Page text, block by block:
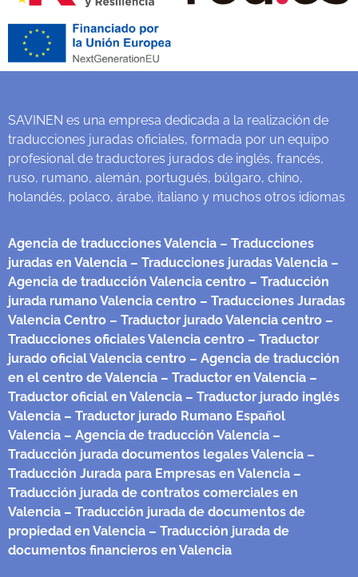
SAVINEN es una empresa dedicada a la realización de
traducciones juradas oficiales, formada por un equipo
profesional de traductores jurados de inglés, francés,
ruso, rumano, alemán, portugués, búlgaro, chino,
holandés, polaco, árabe, italiano y muchos otros idiomas
Agencia de traducciones Valencia – Traducciones
juradas en Valencia – Traducciones juradas Valencia –
Agencia de traducción Valencia centro – Traducción
jurada rumano Valencia centro – Traducciones Juradas
Valencia Centro – Traductor jurado Valencia centro –
Traducciones oficiales Valencia centro – Traductor
jurado oficial Valencia centro – Agencia de traducción
en el centro de Valencia – Traductor en Valencia –
Traductor oficial en Valencia – Traductor jurado inglés
Valencia – Traductor jurado Rumano Español
Valencia – Agencia de traducción Valencia –
Traducción jurada documentos legales Valencia –
Traducción Jurada para Empresas en Valencia –
Traducción jurada de contratos comerciales en
Valencia – Traducción jurada de documentos de
propiedad en Valencia – Traducción jurada de
documentos financieros en Valencia